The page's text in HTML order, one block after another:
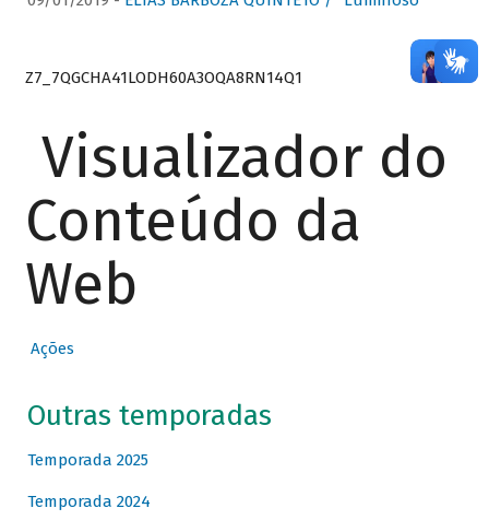
Z7_7QGCHA41LODH60A3OQA8RN14Q1
Visualizador do
Conteúdo da
Web
Ações
Outras temporadas
Temporada 2025
Temporada 2024